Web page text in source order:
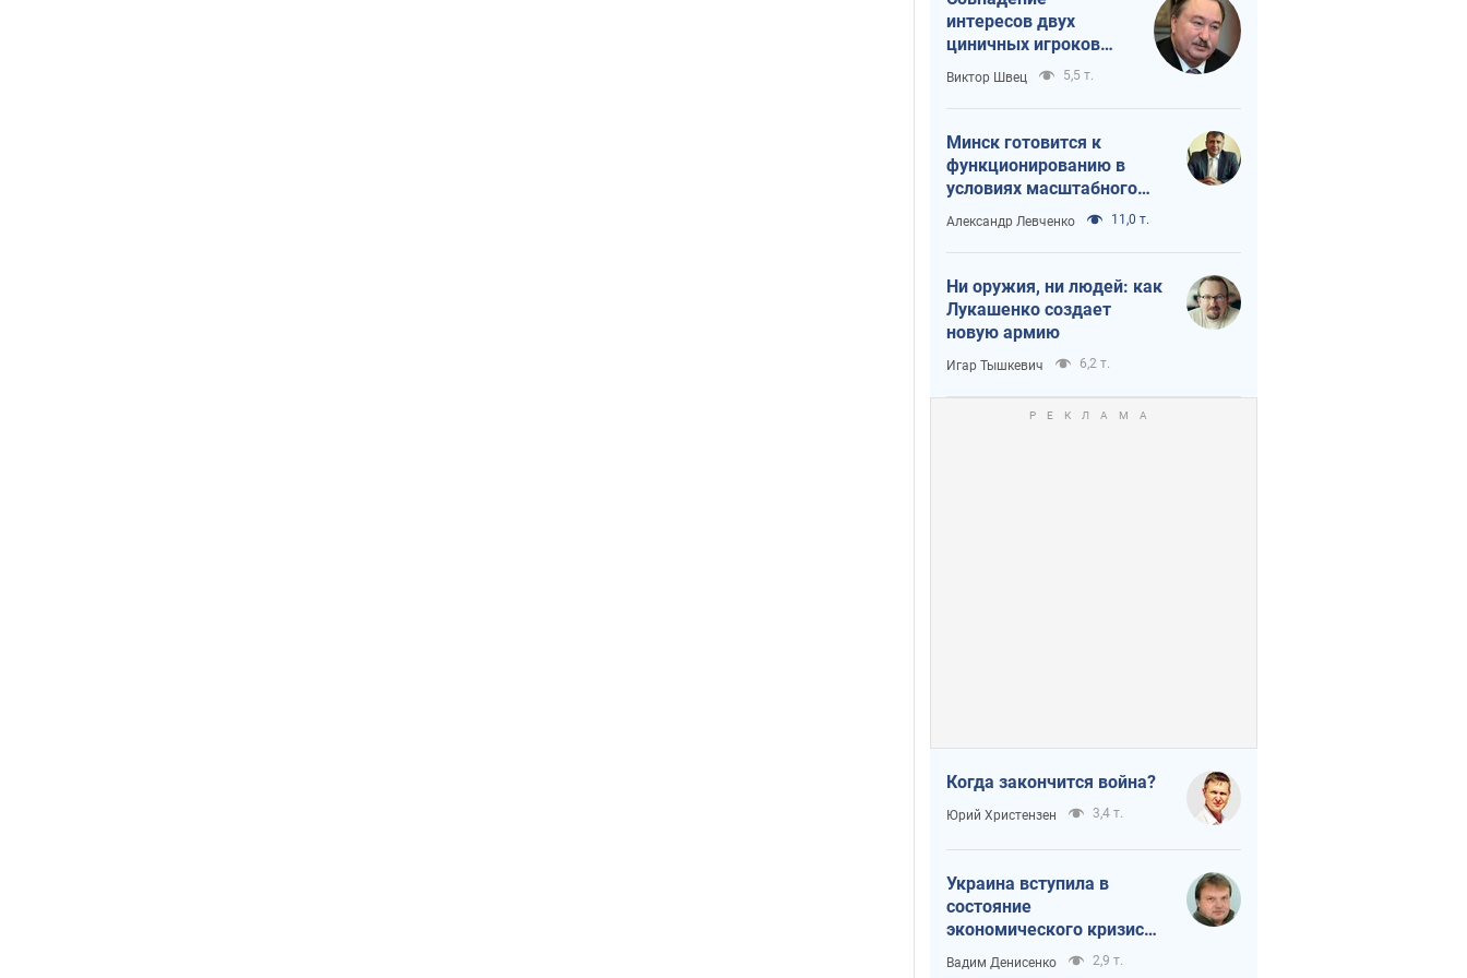
интересов двух
циничных игроков
или тайный план
Трампа и Путина?
Виктор Швец 5,5 т.
Минск готовится к
функционированию в
условиях масштабного
военного кризиса
Александр Левченко 11,0 т.
Ни оружия, ни людей: как
Лукашенко создает
новую армию
Игар Тышкевич 6,2 т.
Когда закончится война?
Юрий Христензен 3,4 т.
Украина вступила в
состояние
экономического кризиса.
Есть ли свет в конце
Вадим Денисенко 2,9 т.